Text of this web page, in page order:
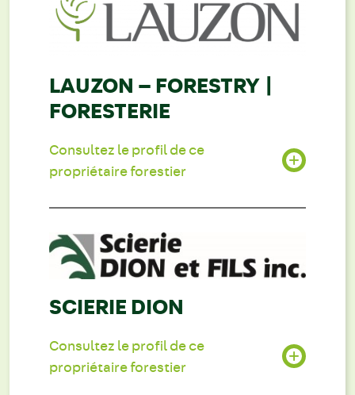
LAUZON – FORESTRY |
FORESTERIE
Consultez le profil de ce
propriétaire forestier
SCIERIE DION
Consultez le profil de ce
propriétaire forestier